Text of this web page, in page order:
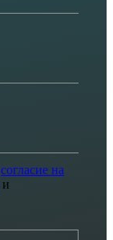
согласие на
и